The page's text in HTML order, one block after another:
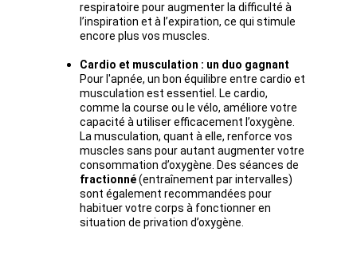
respiratoire pour augmenter la difficulté à
l’inspiration et à l’expiration, ce qui stimule
encore plus vos muscles.
Cardio et musculation : un duo gagnant
Pour l'apnée, un bon équilibre entre cardio et
musculation est essentiel. Le cardio,
comme la course ou le vélo, améliore votre
capacité à utiliser efficacement l’oxygène.
La musculation, quant à elle, renforce vos
muscles sans pour autant augmenter votre
consommation d’oxygène. Des séances de
fractionné (entraînement par intervalles)
sont également recommandées pour
habituer votre corps à fonctionner en
situation de privation d’oxygène.